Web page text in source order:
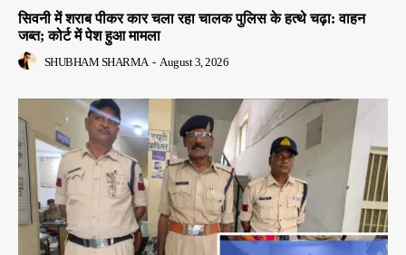
सिवनी में शराब पीकर कार चला रहा चालक पुलिस के हत्थे चढ़ा: वाहन
जब्त; कोर्ट में पेश हुआ मामला
SHUBHAM SHARMA - August 3, 2026